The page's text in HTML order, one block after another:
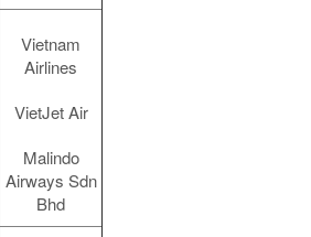
Vietnam
Airlines
VietJet Air
Malindo
Airways Sdn
Bhd